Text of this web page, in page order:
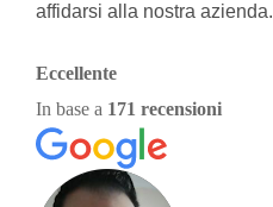
affidarsi alla nostra azienda.
Eccellente
In base a 171 recensioni